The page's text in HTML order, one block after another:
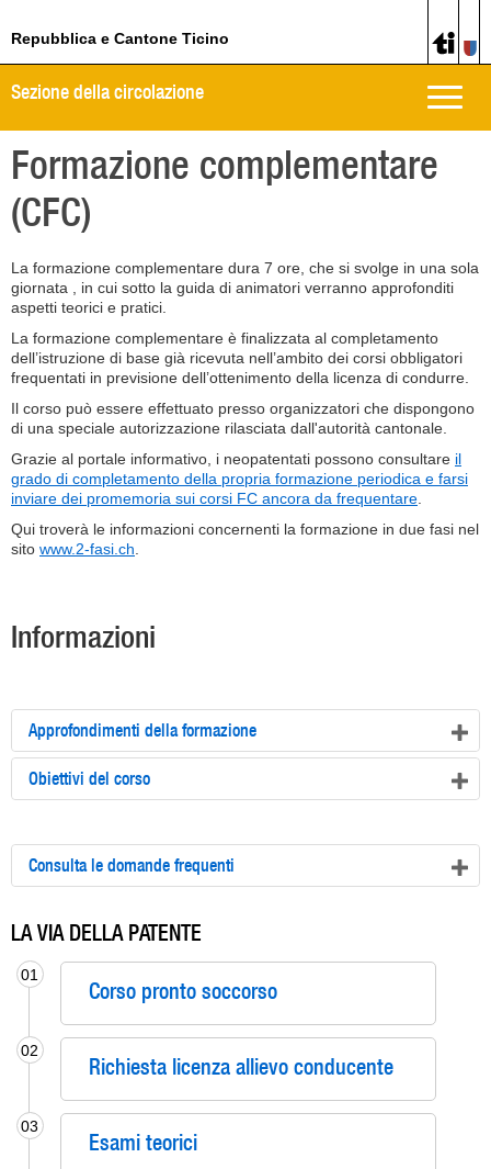
Repubblica e Cantone Ticino
Toggle
Sezione della circolazione
Formazione complementare
(CFC)
La formazione complementare dura 7 ore, che si svolge in una sola
giornata , in cui sotto la guida di animatori verranno approfonditi
aspetti teorici e pratici.
La formazione complementare è finalizzata al completamento
dell’istruzione di base già ricevuta nell’ambito dei corsi obbligatori
frequentati in previsione dell’ottenimento della licenza di condurre.
Il corso può essere effettuato presso organizzatori che dispongono
di una speciale autorizzazione rilasciata dall'autorità cantonale.
Grazie al portale informativo, i neopatentati possono consultare il
grado di completamento della propria formazione periodica e farsi
inviare dei promemoria sui corsi FC ancora da frequentare
Qui troverà le informazioni concernenti la formazione in due fasi nel
sito www.2-fasi.ch
Informazioni
Approfondimenti della formazione
Obiettivi del corso
Consulta le domande frequenti
LA VIA DELLA PATENTE
01
Corso pronto soccorso
02
Richiesta licenza allievo conducente
03
Esami teorici